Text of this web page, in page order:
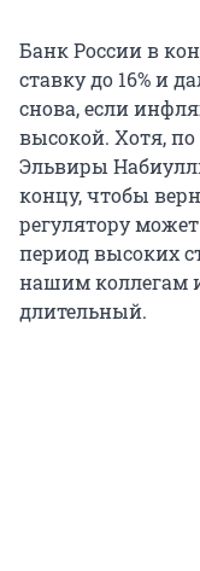
Банк России в
ставку до 16% и
снова, если
высокой. Хотя, по
Эльвиры
концу, чтобы
регулятору
период высоких
нашим коллегам
длительный.